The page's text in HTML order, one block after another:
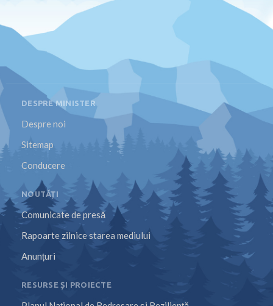
DESPRE MINISTER
Despre noi
Sitemap
Conducere
NOUTĂȚI
Comunicate de presă
Rapoarte zilnice starea mediului
Anunțuri
RESURSE ȘI PROIECTE